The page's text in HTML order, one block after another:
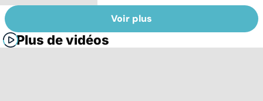
Voir plus
Plus de vidéos